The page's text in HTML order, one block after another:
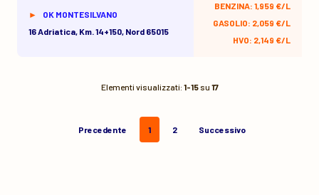
OK MONTESILVANO
16 Adriatica, Km. 14+150, Nord 65015
BENZINA: 1,959 €/L
GASOLIO: 2,059 €/L
HVO: 2,149 €/L
Elementi visualizzati: 1-15su 17
Precedente 1 2 Successivo